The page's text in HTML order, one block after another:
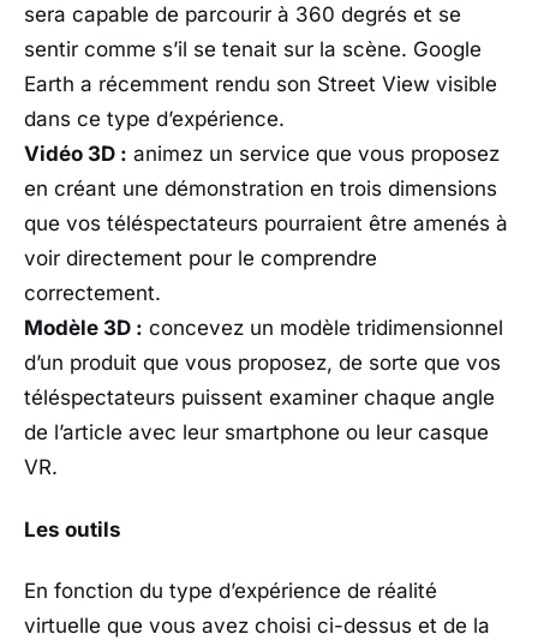
sera capable de parcourir à 360 degrés et se
sentir comme s’il se tenait sur la scène. Google
Earth a récemment rendu son Street View visible
dans ce type d’expérience.
Vidéo 3D : animez un service que vous proposez
en créant une démonstration en trois dimensions
que vos téléspectateurs pourraient être amenés à
voir directement pour le comprendre
correctement.
Modèle 3D : concevez un modèle tridimensionnel
d’un produit que vous proposez, de sorte que vos
téléspectateurs puissent examiner chaque angle
de l’article avec leur smartphone ou leur casque
VR.
Les outils
En fonction du type d’expérience de réalité
virtuelle que vous avez choisi ci-dessus et de la